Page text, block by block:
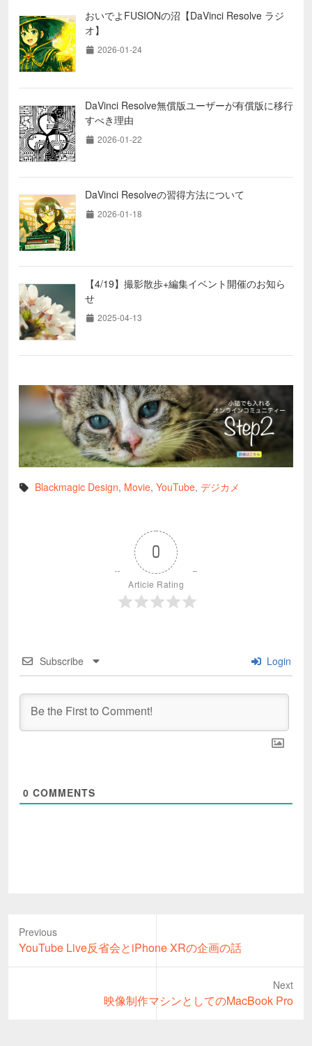
おいでよFUSIONの沼【DaVinci Resolve ラジ
オ】
2026-01-24
DaVinci Resolve無償版ユーザーが有償版に移行
すべき理由
2026-01-22
DaVinci Resolveの習得方法について
2026-01-18
【4/19】撮影散歩+編集イベント開催のお知ら
せ
2025-04-13
Blackmagic Design, Movie, YouTube, デジカメ
0
Article Rating
Subscribe Login
0 COMMENTS
Previous
Previous
post:
YouTube Live反省会とiPhone XRの企画の話
Next
映像制作マシンとしてのMacBook Pro